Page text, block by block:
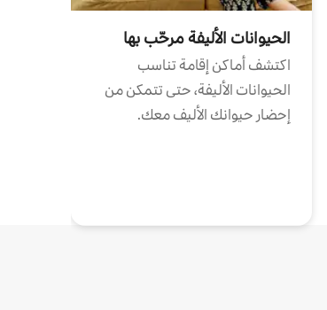
الحيوانات الأليفة مرحّب بها
اكتشف أماكن إقامة تناسب
الحيوانات الأليفة، حتى تتمكن من
إحضار حيوانك الأليف معك.